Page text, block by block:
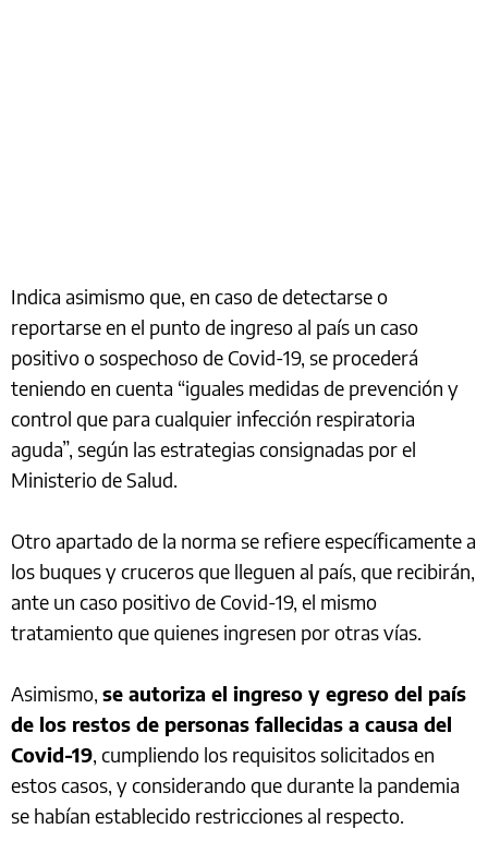
Indica asimismo que, en caso de detectarse o
reportarse en el punto de ingreso al país un caso
positivo o sospechoso de Covid-19, se procederá
teniendo en cuenta “iguales medidas de prevención y
control que para cualquier infección respiratoria
aguda”, según las estrategias consignadas por el
Ministerio de Salud.
Otro apartado de la norma se refiere específicamente a
los buques y cruceros que lleguen al país, que recibirán,
ante un caso positivo de Covid-19, el mismo
tratamiento que quienes ingresen por otras vías.
Asimismo, se autoriza el ingreso y egreso del país
de los restos de personas fallecidas a causa del
Covid-19, cumpliendo los requisitos solicitados en
estos casos, y considerando que durante la pandemia
se habían establecido restricciones al respecto.